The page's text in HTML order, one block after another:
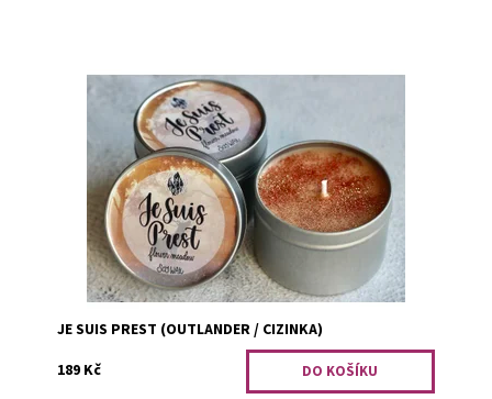
Stopoval toho jelena už notnou chvíli, když ho pak uviděl,
prostě si jen potichu přidřepl do trávy. Okamžitě ucítil
vůni mnoha květin, jakoby louka...
Dostupnost:
Skladem 1
Kód:
2652
JE SUIS PREST (OUTLANDER / CIZINKA)
189 Kč